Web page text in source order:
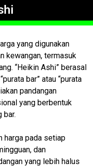
yang digunakan
kewangan, termasuk
“Heikin Ashi” berasal
bar” atau “purata
pandangan
yang berbentuk
bar.
harga pada setiap
dan
yang lebih halus